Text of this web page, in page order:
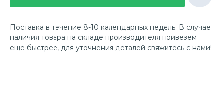
Поставка в течение 8-10 календарных недель. В случае
наличия товара на складе производителя привезем
еще быстрее, для уточнения деталей свяжитесь с нами!